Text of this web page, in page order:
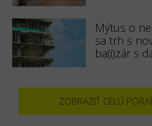
Mýtus o
sa trh s
ba(i)zár s
ZOBRAZIŤ CELÚ